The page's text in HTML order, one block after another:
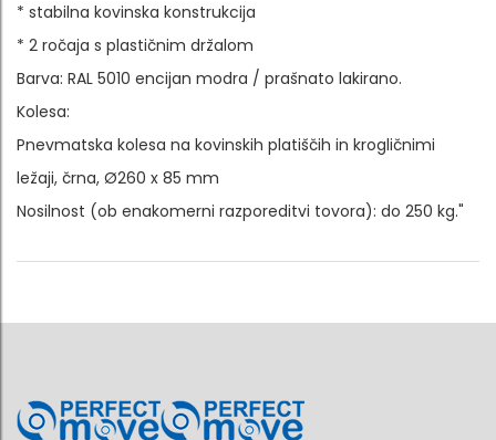
* stabilna kovinska konstrukcija
* 2 ročaja s plastičnim držalom
Barva: RAL 5010 encijan modra / prašnato lakirano.
Kolesa:
Pnevmatska kolesa na kovinskih platiščih in krogličnimi
ležaji, črna, Ø260 x 85 mm
Nosilnost (ob enakomerni razporeditvi tovora): do 250 kg."